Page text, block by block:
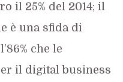
il 25% del 2014; il
è una sfida di
che le
il digital business